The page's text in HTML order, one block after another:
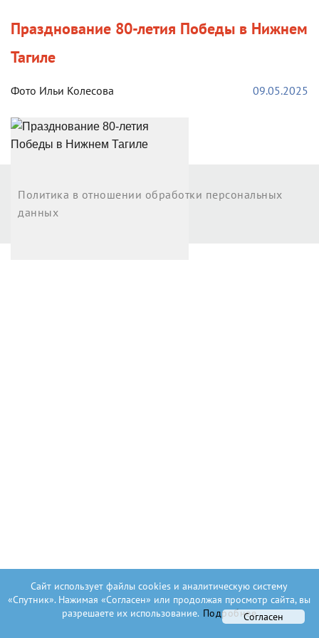
Празднование 80-летия Победы в Нижнем
Тагиле
Фото Ильи Колесова 09.05.2025
Возврат к списку
Политика в отношении обработки персональных
данных
Сайт использует файлы cookies и аналитическую систему
«Спутник». Нажимая «Согласен» или продолжая просмотр сайта, вы
разрешаете их использование. ПодробнееСогласен